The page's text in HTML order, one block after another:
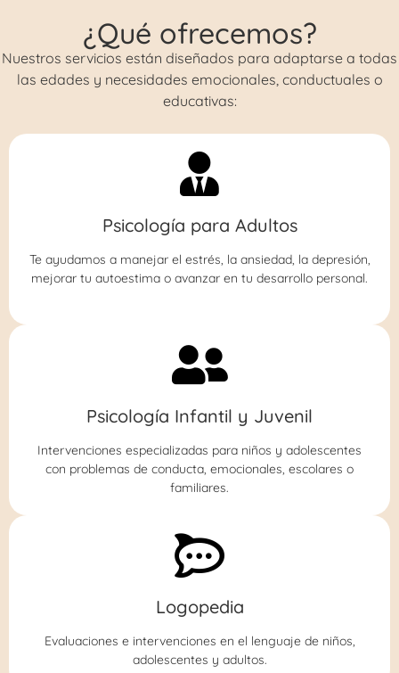
¿Qué ofrecemos?
Nuestros servicios están diseñados para adaptarse a todas
las edades y necesidades emocionales, conductuales o
educativas:
Psicología para Adultos
Te ayudamos a manejar el estrés, la ansiedad, la depresión,
mejorar tu autoestima o avanzar en tu desarrollo personal.
Psicología Infantil y Juvenil
Intervenciones especializadas para niños y adolescentes
con problemas de conducta, emocionales, escolares o
familiares.
Logopedia
Evaluaciones e intervenciones en el lenguaje de niños,
adolescentes y adultos.